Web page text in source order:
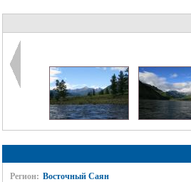
Регион: Восточный Саян